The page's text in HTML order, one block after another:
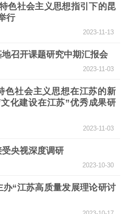
学习在线
职称评审
共服务
登记服务
智库服务
管理平台
审读服务
案管理系统
色社会主义思想指引下的昆
行
2023-11-13
召开课题研究中期汇报会
2023-11-03
色社会主义思想在江苏的新
化建设在江苏”优秀成果研
2023-11-03
央视深度调研
2023-10-30
“江苏高质量发展理论研讨